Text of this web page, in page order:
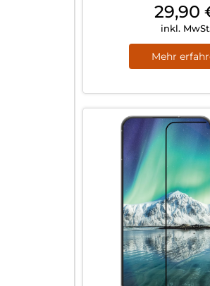
29,90
inkl.
Mehr